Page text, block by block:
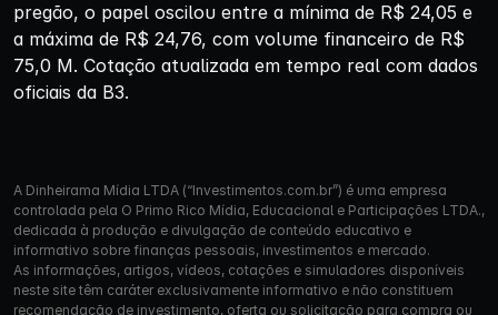
pregão, o papel oscilou entre a mínima de R$ 24,05 e
a máxima de R$ 24,76, com volume financeiro de R$
75,0 M. Cotação atualizada em tempo real com dados
oficiais da B3.
A Dinheirama Mídia LTDA (“Investimentos.com.br”) é uma empresa
controlada pela O Primo Rico Mídia, Educacional e Participações LTDA.,
dedicada à produção e divulgação de conteúdo educativo e
informativo sobre finanças pessoais, investimentos e mercado.
As informações, artigos, vídeos, cotações e simuladores disponíveis
neste site têm caráter exclusivamente informativo e não constituem
recomendação de investimento, oferta ou solicitação para compra ou